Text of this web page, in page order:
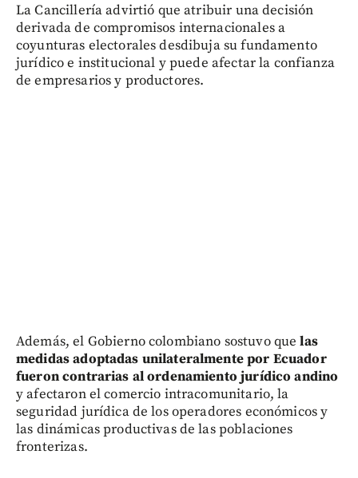
La Cancillería advirtió que atribuir una decisión
derivada de compromisos internacionales a
coyunturas electorales desdibuja su fundamento
jurídico e institucional y puede afectar la confianza
de empresarios y productores.
Además, el Gobierno colombiano sostuvo que las
medidas adoptadas unilateralmente por Ecuador
fueron contrarias al ordenamiento jurídico andino
y afectaron el comercio intracomunitario, la
seguridad jurídica de los operadores económicos y
las dinámicas productivas de las poblaciones
fronterizas.